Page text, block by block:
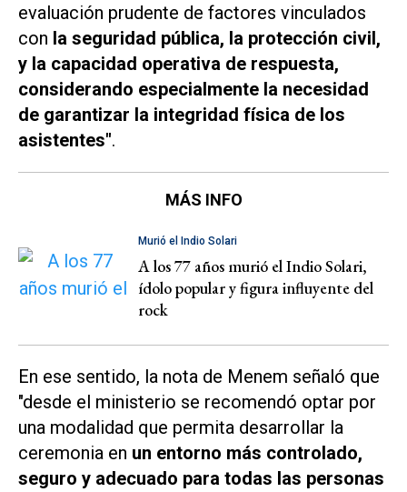
evaluación prudente de factores vinculados
con la seguridad pública, la protección civil,
y la capacidad operativa de respuesta,
considerando especialmente la necesidad
de garantizar la integridad física de los
asistentes".
MÁS INFO
Murió el Indio Solari
A los 77 años murió el Indio Solari,
ídolo popular y figura influyente del
rock
En ese sentido, la nota de Menem señaló que
"desde el ministerio se recomendó optar por
una modalidad que permita desarrollar la
ceremonia en un entorno más controlado,
seguro y adecuado para todas las personas